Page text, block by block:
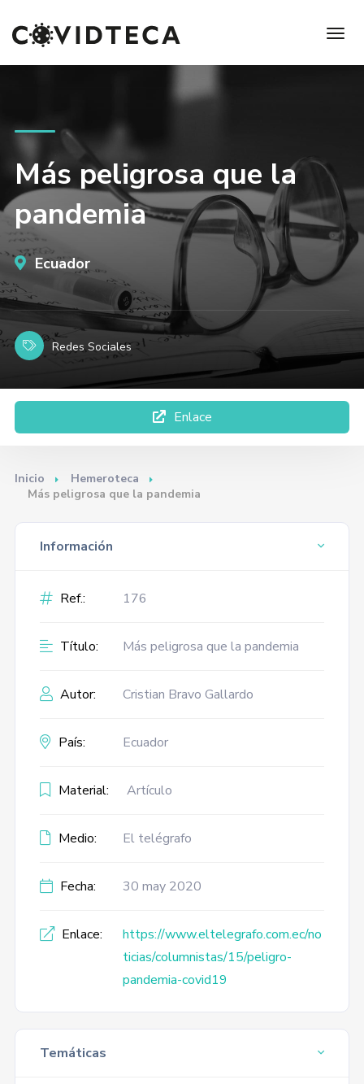
Más peligrosa que la
pandemia
Ecuador
Redes Sociales
Enlace
Inicio
Hemeroteca
Más peligrosa que la pandemia
Información
Ref.: 176
Título: Más peligrosa que la pandemia
Autor: Cristian Bravo Gallardo
País: Ecuador
Material: Artículo
Medio: El telégrafo
Fecha: 30 may 2020
Enlace:
https://www.eltelegrafo.com.ec/no
ticias/columnistas/15/peligro-
pandemia-covid19
Temáticas